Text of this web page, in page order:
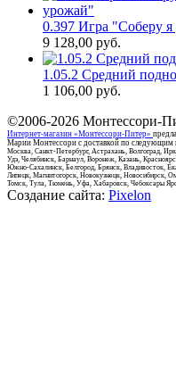
0.397 Игра "Соберу
9 128,00 руб.
1.05.2 Средний
1 106,00 руб.
©2006-2026 Монтессори-
Интернет-магазин «Монтессори-Питер»
Марии Монтессори с доставкой по следующим
Москва, Санкт-Петербург, Астрахань, Волгоград,
Удэ, Челябинск, Барнаул, Воронеж, Казань,
Южно-Сахалинск, Белгород, Брянск, Владивосток,
Липецк, Магнитогорск, Новокузнецк, Новосибирск,
Томск, Тула, Тюмень, Уфа, Хабаровск, Чебоксары
Создание сайта: Pixelon